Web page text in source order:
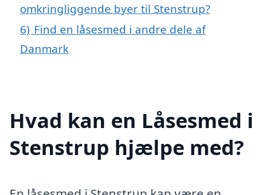
omkringliggende byer til Stenstrup?
6) Find en låsesmed i andre dele af
Danmark
Hvad kan en Låsesmed i
Stenstrup hjælpe med?